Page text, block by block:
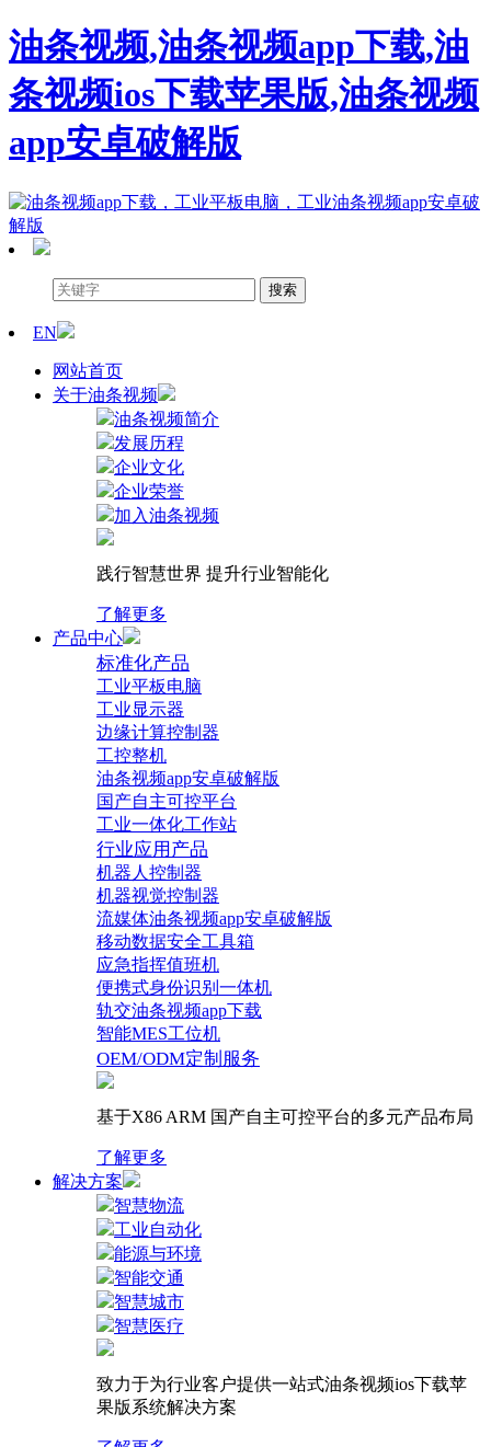
油条视频,油条视频app下载,油
条视频ios下载苹果版,油条视频
app安卓破解版
EN
网站首页
关于油条视频
油条视频简介
发展历程
企业文化
企业荣誉
加入油条视频
践行智慧世界 提升行业智能化
了解更多
产品中心
标准化产品
工业平板电脑
工业显示器
边缘计算控制器
工控整机
油条视频app安卓破解版
国产自主可控平台
工业一体化工作站
行业应用产品
机器人控制器
机器视觉控制器
流媒体油条视频app安卓破解版
移动数据安全工具箱
应急指挥值班机
便携式身份识别一体机
轨交油条视频app下载
智能MES工位机
OEM/ODM定制服务
基于X86 ARM 国产自主可控平台的多元产品布局
了解更多
解决方案
智慧物流
工业自动化
能源与环境
智能交通
智慧城市
智慧医疗
致力于为行业客户提供一站式油条视频ios下载苹
果版系统解决方案